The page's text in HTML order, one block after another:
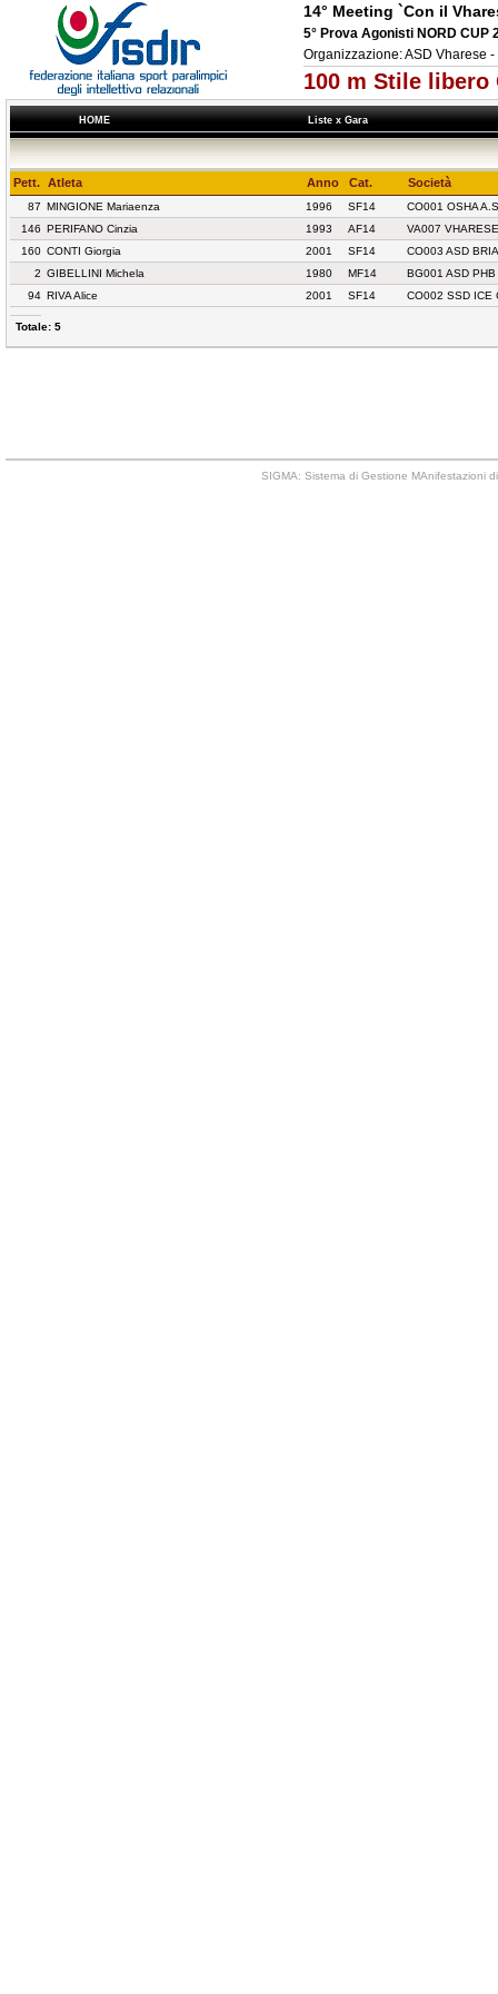
14° Meeting `Con il
5° Prova Agonisti NORD CUP
Organizzazione: ASD Vharese
100 m Stile libero
HOME Liste x Gara
Pett. Atleta Anno Cat. Società
87 MINGIONE Mariaenza 1996 SF14
CO001 OSHA
146 PERIFANO Cinzia 1993 AF14
VA007
160 CONTI Giorgia 2001 SF14
CO003 ASD
2 GIBELLINI Michela 1980 MF14
BG001 ASD
94 RIVA Alice 2001 SF14 CO002 SSD ICE
Totale: 5
SIGMA: Sistema di Gestione MAnifestazioni